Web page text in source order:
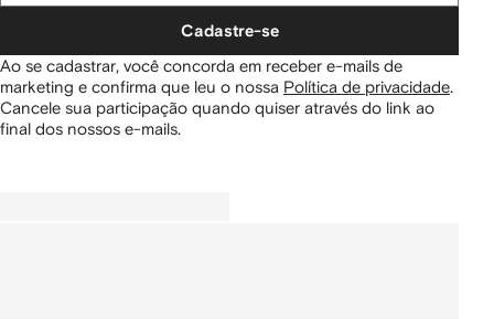
Cadastre-se
Ao se cadastrar, você concorda em receber e-mails de
marketing e confirma que leu o nossa Política de privacidade.
Cancele sua participação quando quiser através do link ao
final dos nossos e-mails.